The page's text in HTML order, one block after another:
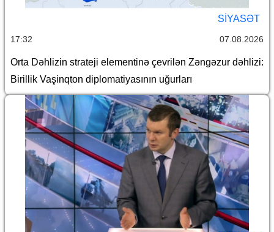
SİYASƏT
17:32 07.08.2026
Orta Dəhlizin strateji elementinə çevrilən Zəngəzur dəhlizi:
Birillik Vaşinqton diplomatiyasının uğurları